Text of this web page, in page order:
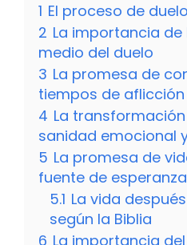
1 El proceso de
2 La importancia
medio del duelo
3 La promesa de
tiempos de aflicción
4 La
sanidad emocional
5 La promesa de
fuente de esperanza
5.1 La vida
según la Biblia
6 La importancia